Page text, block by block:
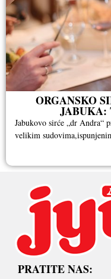
ORGANSKO
JABUKA:
Jabukovo sirće „dr Andra“
velikim
PRATITE NAS: